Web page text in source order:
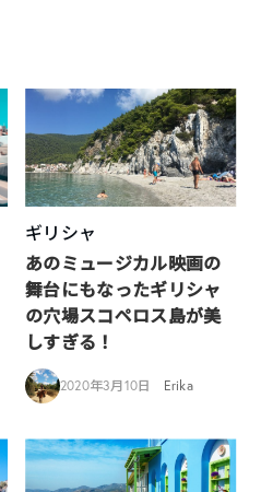
ギリシャ
あのミュージカル映画の
舞台にもなったギリシャ
の穴場スコペロス島が美
しすぎる！
2020年3月10日 Erika